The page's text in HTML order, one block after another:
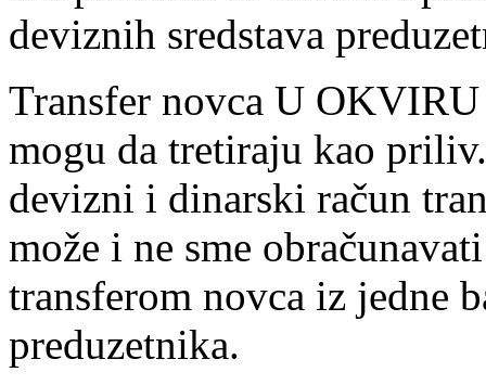
deviznih sredstava
Transfer novca U
mogu da tretiraju kao
devizni i dinarski račun
može i ne sme
transferom novca iz jedne
preduzetnika.